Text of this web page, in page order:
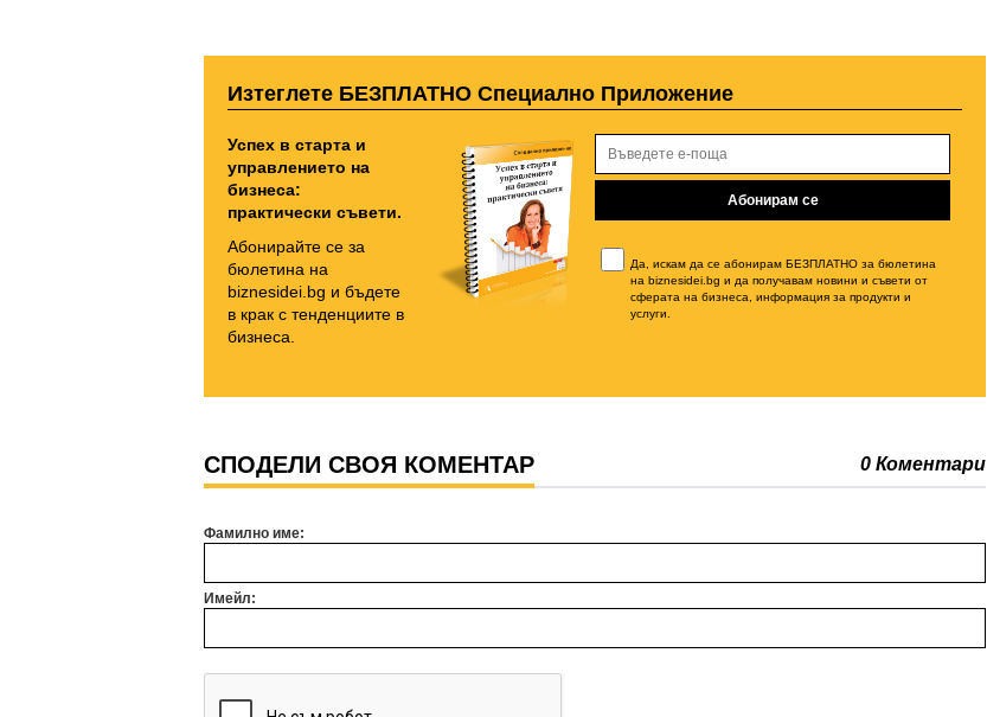
Изтеглете БЕЗПЛАТНО Специално Приложение
Успех в старта и
управлението на
бизнеса:
практически съвети.
Абонирайте се за
бюлетина на
biznesidei.bg и бъдете
в крак с тенденциите в
бизнеса.
Да, искам да се абонирам БЕЗПЛАТНО за бюлетина
на biznesidei.bg и да получавам новини и съвети от
сферата на бизнеса, информация за продукти и
услуги.
СПОДЕЛИ СВОЯ КОМЕНТАР 0 Коментари
Фамилно име:
Имейл: